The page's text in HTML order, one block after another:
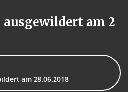
ausgewildert am 2
am 28.06.2018